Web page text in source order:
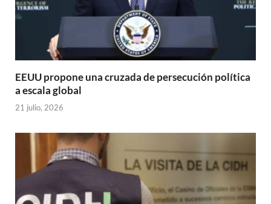
EEUU propone una cruzada de persecución política
a escala global
21 julio, 2026